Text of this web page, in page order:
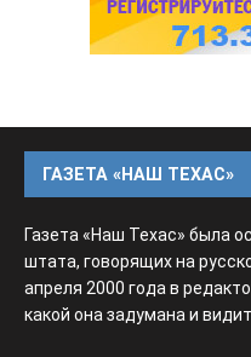
ГАЗЕТА «НАШ ТЕХАС»
Газета «Наш Техас» была
штата, говорящих на
апреля 2000 года в
какой она задумана и